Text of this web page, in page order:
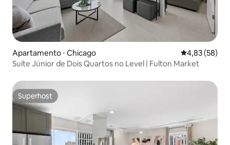
Apartamento ⋅ Chicago 4,83 de uma
4,83 (58)
Suíte Júnior de Dois Quartos no Level | Fulton Market
Superhost
Superhost